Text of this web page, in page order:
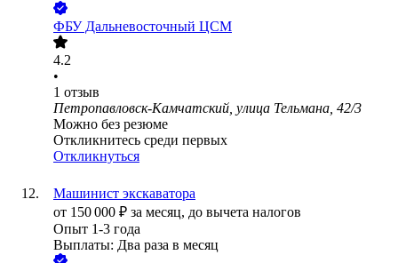
ФБУ Дальневосточный ЦСМ
4.2
•
1 отзыв
Петропавловск-Камчатский, улица Тельмана, 42/3
Можно без резюме
Откликнитесь среди первых
Откликнуться
Машинист экскаватора
от 150 000 ₽ за месяц, до вычета налогов
Опыт 1-3 года
Выплаты: Два раза в месяц